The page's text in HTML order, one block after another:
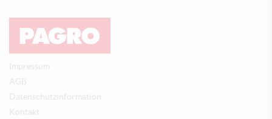
Impressum
AGB
Datenschutzinformation
Kontakt